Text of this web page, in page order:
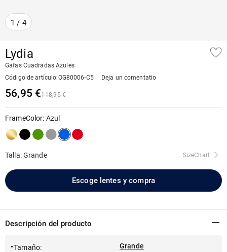
1 / 4
Lydia
Gafas Cuadradas Azules
Código de artículo:OG80006-C5 Deja un comentatio
56,95 €118,95 €
FrameColor: Azul
Talla: Grande SizeChart
Escoge lentes y compra
Descripción del producto
Tamaño:
Grande